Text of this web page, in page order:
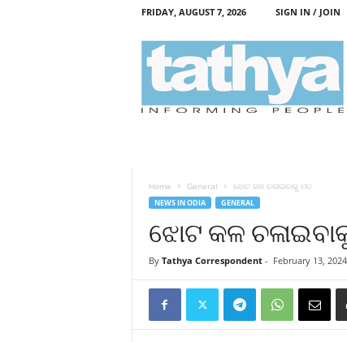
FRIDAY, AUGUST 7, 2026 SIGN IN / JOIN
Home General ଝୋଟ କଳ ଚଳାଇବାକୁ ମତ
NEWS IN ODIA GENERAL
ଝୋଟ କଳ
By Tathya Correspondent- February 13, 2024